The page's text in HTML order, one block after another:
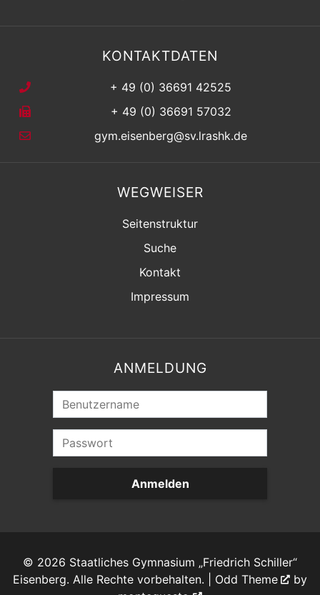
KONTAKTDATEN
+ 49 (0) 36691 42525
+ 49 (0) 36691 57032
gym.eisenberg@sv.lrashk.de
WEGWEISER
Seitenstruktur
Suche
Kontakt
Impressum
ANMELDUNG
Anmelden
© 2026 Staatliches Gymnasium „Friedrich Schiller“
Eisenberg. Alle Rechte vorbehalten. | Odd Theme
by